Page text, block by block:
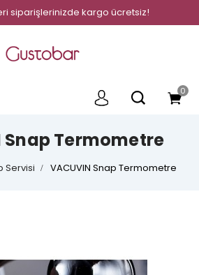
siparişlerinizde kargo ücretsiz!
0
Snap Termometre
Servisi VACUVIN Snap Termometre